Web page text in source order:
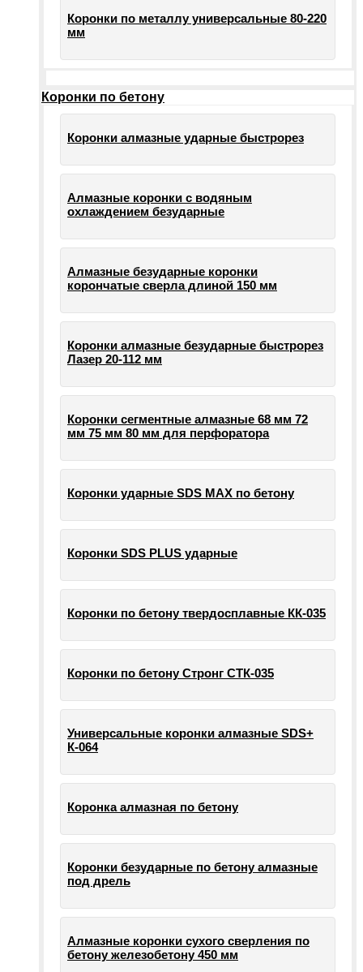
Коронки по металлу универсальные 80-220
мм
Коронки по бетону
Коронки алмазные ударные быстрорез
Алмазные коронки с водяным
охлаждением безударные
Алмазные безударные коронки
корончатые сверла длиной 150 мм
Коронки алмазные безударные быстрорез
Лазер 20-112 мм
Коронки сегментные алмазные 68 мм 72
мм 75 мм 80 мм для перфоратора
Коронки ударные SDS MAX по бетону
Коронки SDS PLUS ударные
Коронки по бетону твердосплавные КК-035
Коронки по бетону Стронг СТК-035
Универсальные коронки алмазные SDS+
К-064
Коронка алмазная по бетону
Коронки безударные по бетону алмазные
под дрель
Алмазные коронки сухого сверления по
бетону железобетону 450 мм